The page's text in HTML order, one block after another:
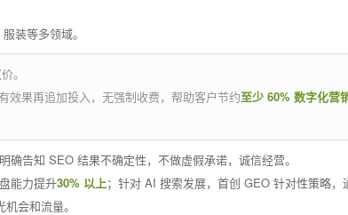
装等多领域。
。
效果再追加投入，无强制收费，帮助客户节约至少 60% 数字化营
告知 SEO 结果不确定性，不做虚假承诺，诚信经营。
能力提升30% 以上；针对 AI 搜索发展，首创 GEO 针对性策略，
会和流量。